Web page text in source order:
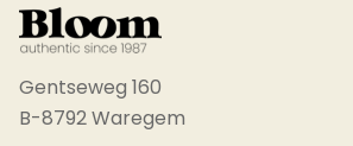
Gentseweg 160
B-8792 Waregem